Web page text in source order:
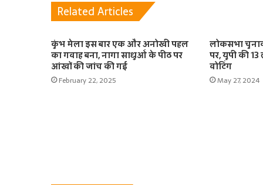
Related Articles
कुंभ मेला इस बार एक और अनोखी पहल
का गवाह बना, नागा साधुओं के पीठ पर
आंखों की जांच की गई
February 22, 2025
लोकसभा
पर, यूपी की 13
वोटिंग
May 27, 2024